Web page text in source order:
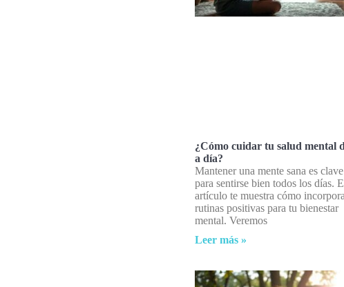
¿Cómo cuidar tu salud mental
a día?
Mantener una mente sana es clave
para sentirse bien todos los días.
artículo te muestra cómo
rutinas positivas para tu bienestar
mental. Veremos
Leer más »